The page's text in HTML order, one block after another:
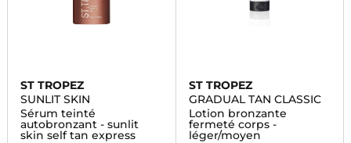
ST TROPEZ
SUNLIT SKIN
Sérum teinté
autobronzant - sunlit
skin self tan express
ST TROPEZ
GRADUAL TAN CLASSIC
Lotion bronzante
fermeté corps -
léger/moyen